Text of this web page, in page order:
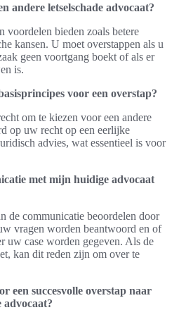
andere letselschade advocaat?
voordelen bieden zoals betere
kansen. U moet overstappen als u
geen voortgang boekt of als er
is.
voor een overstap?
om te kiezen voor een andere
op uw recht op een eerlijke
advies, wat essentieel is voor
met mijn huidige advocaat
de communicatie beoordelen door
vragen worden beantwoord en of
uw case worden gegeven. Als de
kan dit reden zijn om over te
een succesvolle overstap naar
advocaat?